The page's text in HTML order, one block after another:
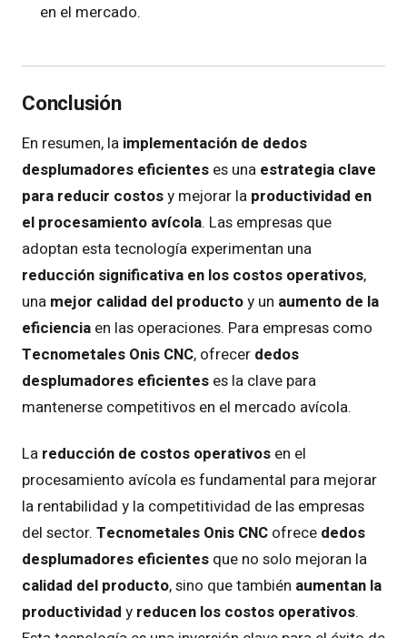
en el mercado.
Conclusión
En resumen, la implementación de dedos
desplumadores eficientes es una estrategia clave
para reducir costosy mejorar la productividad en
el procesamiento avícola. Las empresas que
adoptan esta tecnología experimentan una
reducción significativa en los costos operativos,
una mejor calidad del productoy un aumento de la
eficiencia en las operaciones. Para empresas como
Tecnometales Onis CNC, ofrecer dedos
desplumadores eficientes es la clave para
mantenerse competitivos en el mercado avícola.
La reducción de costos operativos en el
procesamiento avícola es fundamental para mejorar
la rentabilidad y la competitividad de las empresas
del sector. Tecnometales Onis CNC ofrece dedos
desplumadores eficientes que no solo mejoran la
calidad del producto, sino que también aumentan la
productividad y reducen los costos operativos.